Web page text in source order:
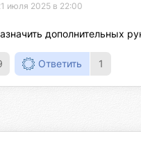
июля 2025 в 22:00
дополнительных
Ответить 1